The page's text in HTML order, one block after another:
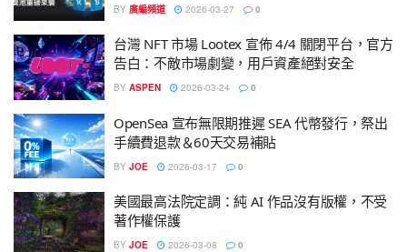
BY 廣編頻道 2026-03-27 0
台灣 NFT 市場 Lootex 宣佈 4/4 關閉平台，官方
告白：不敵市場劇變，用戶資產絕對安全
BY ASPEN 2026-03-24 0
OpenSea 宣布無限期推遲 SEA 代幣發行，祭出
手續費退款＆60天交易補貼
BY JOE 2026-03-17 0
美國最高法院定調：純 AI 作品沒有版權，不受
著作權保護
BY JOE 2026-03-08 0